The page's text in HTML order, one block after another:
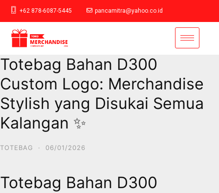
+62 878-6087-5445 pancamitra@yahoo.co.id
Totebag Bahan D300
Custom Logo: Merchandise
Stylish yang Disukai Semua
Kalangan ✨
TOTEBAG · 06/01/2026
Totebag Bahan D300